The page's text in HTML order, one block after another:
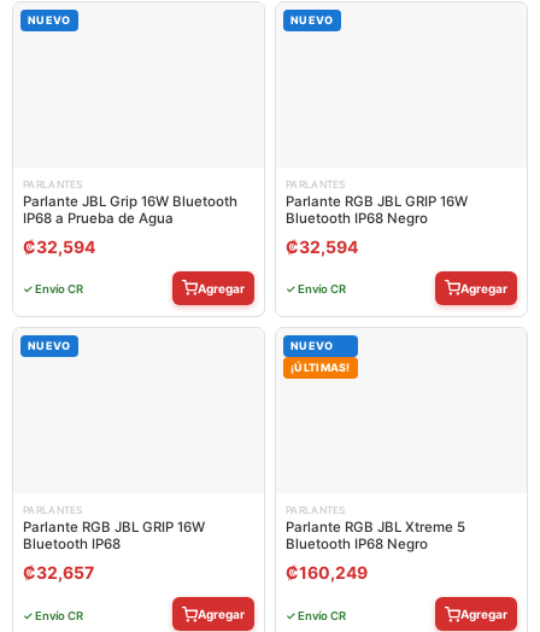
NUEVO
PARLANTES
Parlante JBL Grip 16W Bluetooth
IP68 a Prueba de Agua
₡32,594
✓ Envío CR Agregar
NUEVO
PARLANTES
Parlante RGB JBL GRIP 16W
Bluetooth IP68 Negro
₡32,594
✓ Envío CR Agregar
NUEVO
PARLANTES
Parlante RGB JBL GRIP 16W
Bluetooth IP68
₡32,657
✓ Envío CR Agregar
NUEVO
¡ÚLTIMAS!
PARLANTES
Parlante RGB JBL Xtreme 5
Bluetooth IP68 Negro
₡160,249
✓ Envío CR Agregar